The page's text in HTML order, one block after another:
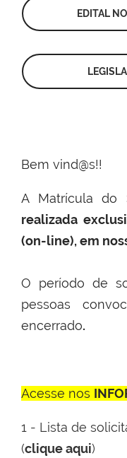
EDITAL
Bem vind@s!!
A Matrícula do
realizada
(on-line), em
O período de
pessoas
encerrado.
Acesse nos
1 - Lista de
(clique aqui)